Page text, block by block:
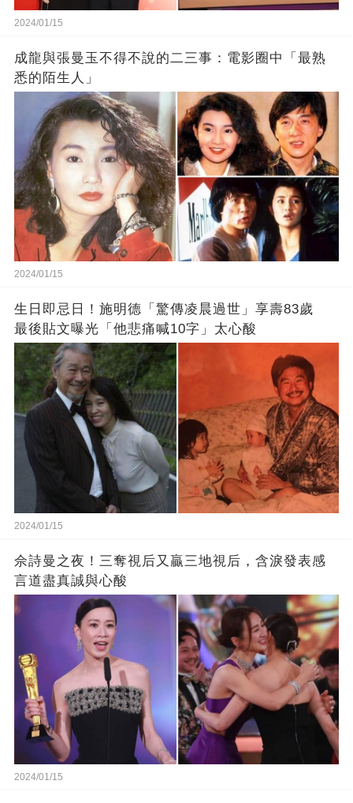
2024/01/15
成龍與張曼玉不得不說的二三事：電影圈中「最熟
悉的陌生人」
2024/01/15
生日即忌日！施明德「驚傳凌晨過世」享壽83歲
最後貼文曝光「他悲痛喊10字」太心酸
2024/01/15
佘詩曼之夜！三奪視后又贏三地視后，含淚發表感
言道盡真誠與心酸
2024/01/15